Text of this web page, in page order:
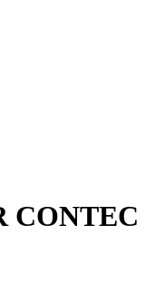
CONTEC